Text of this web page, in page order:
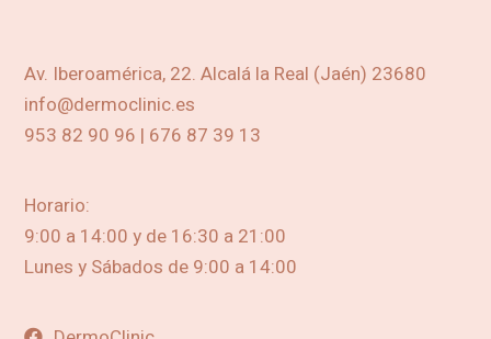
Av. Iberoamérica, 22. Alcalá la Real (Jaén) 23680
info@dermoclinic.es
953 82 90 96 | 676 87 39 13
Horario:
9:00 a 14:00 y de 16:30 a 21:00
Lunes y Sábados de 9:00 a 14:00